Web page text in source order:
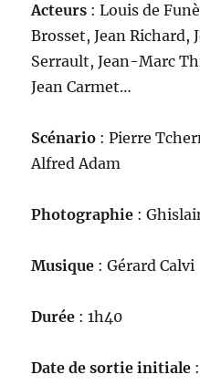
Acteurs : Louis de
Brosset, Jean Richard,
Serrault, Jean-Marc
Jean Carmet…
Scénario : Pierre
Alfred Adam
Photographie :
Musique : Gérard Calvi
Durée : 1h40
Date de sortie initiale